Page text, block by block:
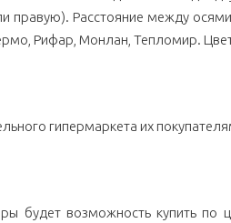
правую). Расстояние между
Рифар, Монлан, Тепломир.
гипермаркета их
будет возможность купить